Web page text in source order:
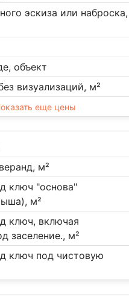
эскиза или наброска,
объект
визуализаций, м²
еще цены
м²
ключ "основа"
м²
ключ, включая
заселение., м²
ключ под чистовую